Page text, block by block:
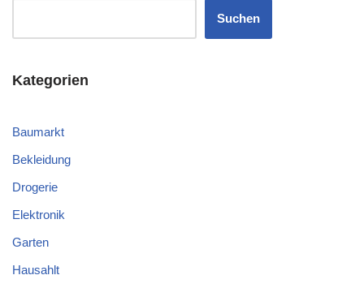
Suchen
Kategorien
Baumarkt
Bekleidung
Drogerie
Elektronik
Garten
Hausahlt